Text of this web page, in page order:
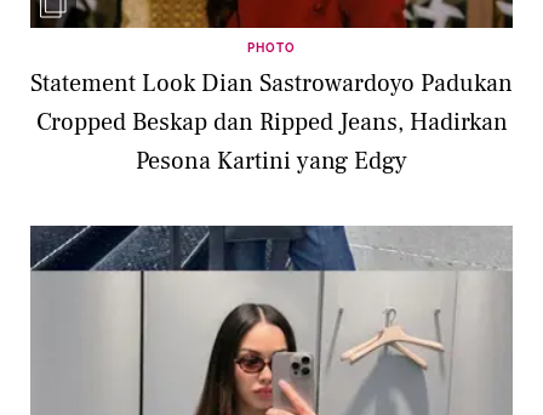
PHOTO
Statement Look Dian Sastrowardoyo Padukan
Cropped Beskap dan Ripped Jeans, Hadirkan
Pesona Kartini yang Edgy